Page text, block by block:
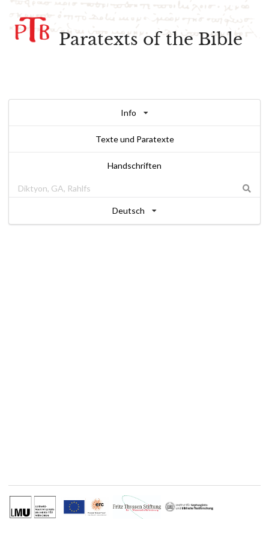
Paratexts of the Bible
Info
Texte und Paratexte
Handschriften
Deutsch